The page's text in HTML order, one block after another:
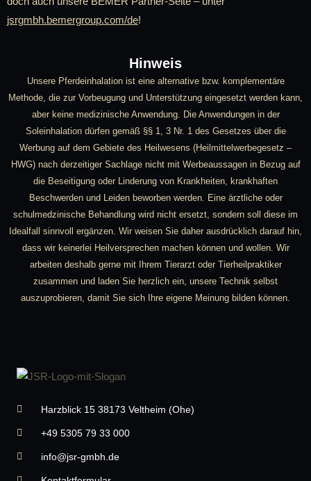
jsrgmbh.bemergroup.com/de!
Hinweis
Unsere Pferdeinhalation ist eine alternative bzw. komplementäre
Methode, die zur Vorbeugung und Unterstützung eingesetzt werden kann,
aber keine medizinische Anwendung. Die Anwendungen in der
Soleinhalation dürfen gemäß §§ 1, 3 Nr. 1 des Gesetzes über die
Werbung auf dem Gebiete des Heilwesens (Heilmittelwerbegesetz –
HWG) nach derzeitiger Sachlage nicht mit Werbeaussagen in Bezug auf
die Beseitigung oder Linderung von Krankheiten, krankhaften
Beschwerden und Leiden beworben werden. Eine ärztliche oder
schulmedzinische Behandlung wird nicht ersetzt, sondern soll diese im
Idealfall sinnvoll ergänzen. Wir weisen Sie daher ausdrücklich darauf hin,
dass wir keinerlei Heilversprechen machen können und wollen. Wir
arbeiten deshalb gerne mit Ihrem Tierarzt oder Tierheilpraktiker
zusammen und laden Sie herzlich ein, unsere Technik selbst
auszuprobieren, damit Sie sich Ihre eigene Meinung bilden können.
Harzblick 15 38173 Veltheim (Ohe)
+49 5305 79 33 000
info@jsr-gmbh.de